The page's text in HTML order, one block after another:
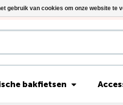
Nevo5 Silent Core nu direct uit
bakfietsen
gebruik van cookies om onze website te